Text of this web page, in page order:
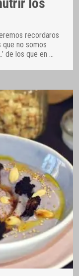
los
recordaros
que no somos
de los que en